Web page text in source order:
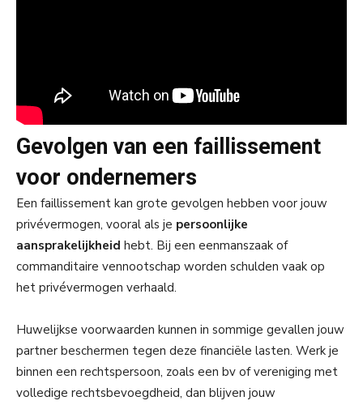
Gevolgen van een faillissement
voor ondernemers
Een faillissement kan grote gevolgen hebben voor jouw
privévermogen, vooral als je persoonlijke
aansprakelijkheid hebt. Bij een eenmanszaak of
commanditaire vennootschap worden schulden vaak op
het privévermogen verhaald.
Huwelijkse voorwaarden kunnen in sommige gevallen jouw
partner beschermen tegen deze financiële lasten. Werk je
binnen een rechtspersoon, zoals een bv of vereniging met
volledige rechtsbevoegdheid, dan blijven jouw